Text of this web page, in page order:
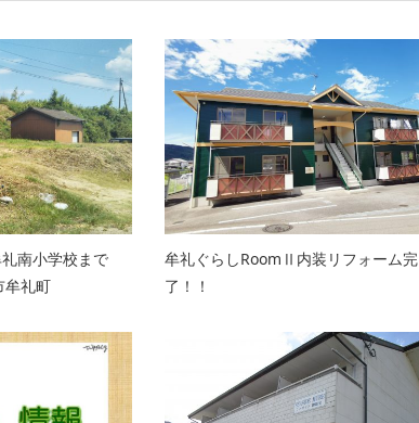
礼南小学校まで
牟礼町
牟礼ぐらしRoomⅡ内装リフォーム完
了！！